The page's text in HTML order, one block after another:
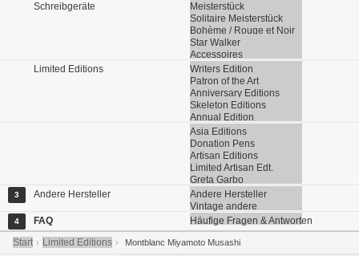
Schreibgeräte
Meisterstück
Solitaire Meisterstück
Bohème / Rouge et Noir
Star Walker
Accessoires
Limited Editions
Writers Edition
Patron of the Art
Anniversary Editions
Skeleton Editions
Annual Edition
Asia Editions
Donation Pens
Artisan Editions
Limited Artisan Edt.
Greta Garbo
3 Andere Hersteller
Andere Hersteller
Vintage andere
4 FAQ
Häufige Fragen & Antworten
Start › Limited Editions › Montblanc Miyamoto Musashi